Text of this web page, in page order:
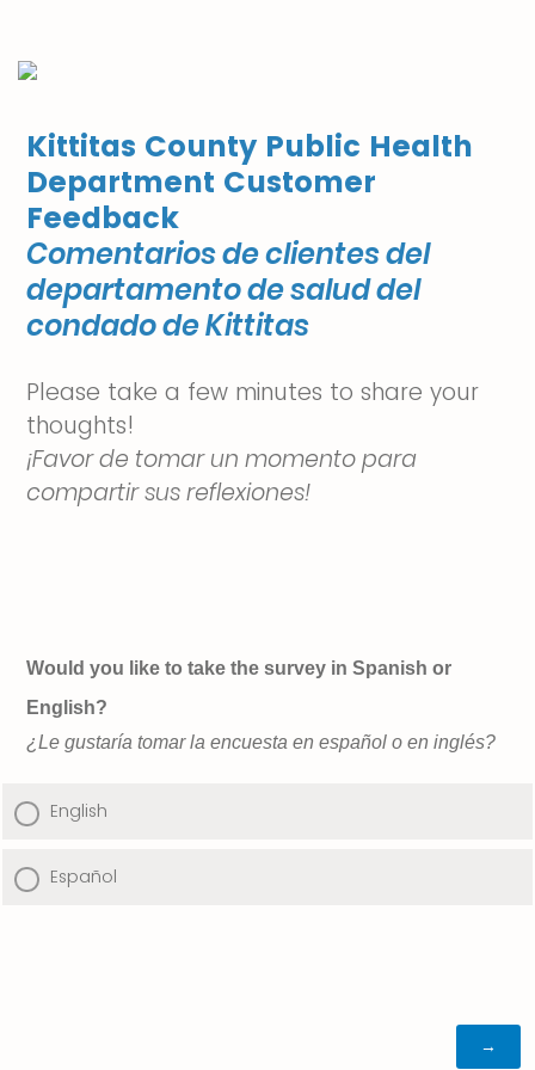
Kittitas County Public Health
Department Customer
Feedback
Comentarios de clientes del
departamento de salud del
condado de Kittitas
Please take a few minutes to share your
thoughts!
¡Favor de tomar un momento para
compartir sus reflexiones!
Would you like to take the survey in Spanish or
English?
¿Le gustaría tomar la encuesta en español o en inglés?
English
Español